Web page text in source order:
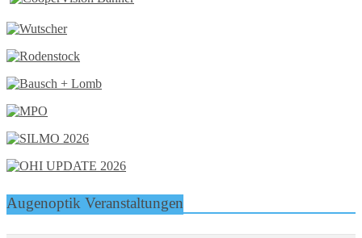
Augenoptik Veranstaltungen